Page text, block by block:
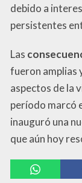
debido a
persistentes
Las
fueron amplias
aspectos de la
período marcó
inauguró una
que aún hoy